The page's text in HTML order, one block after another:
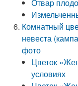
Отвар
Комнатный
невеста
фото
Цветок
условиях